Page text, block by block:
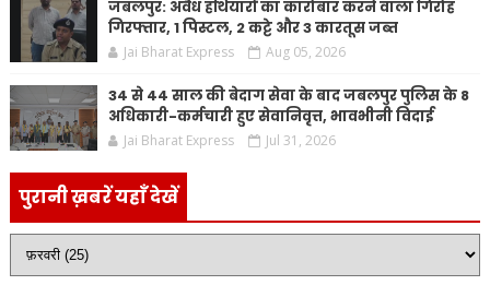
जबलपुर: अवैध हथियारों का कारोबार करने वाला गिरोह
गिरफ्तार, 1 पिस्टल, 2 कट्टे और 3 कारतूस जब्त
Jai Bharat Express Aug 05, 2026
34 से 44 साल की बेदाग सेवा के बाद जबलपुर पुलिस के 8
अधिकारी-कर्मचारी हुए सेवानिवृत्त, भावभीनी विदाई
Jai Bharat Express Jul 31, 2026
पुरानी ख़बरें यहाँ देखें